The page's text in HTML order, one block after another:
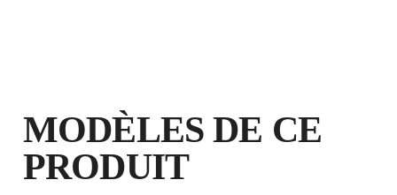
RUBI
GARANTIE GRATUITE
PROLONGÉE SUR LES
PRODUITS ÉLIGIBLES
MODÈLES DE CE
PRODUIT